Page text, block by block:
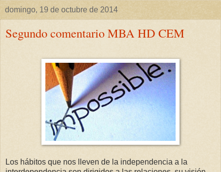
domingo, 19 de octubre de 2014
Segundo comentario MBA HD CEM
Los hábitos que nos lleven de la independencia a la